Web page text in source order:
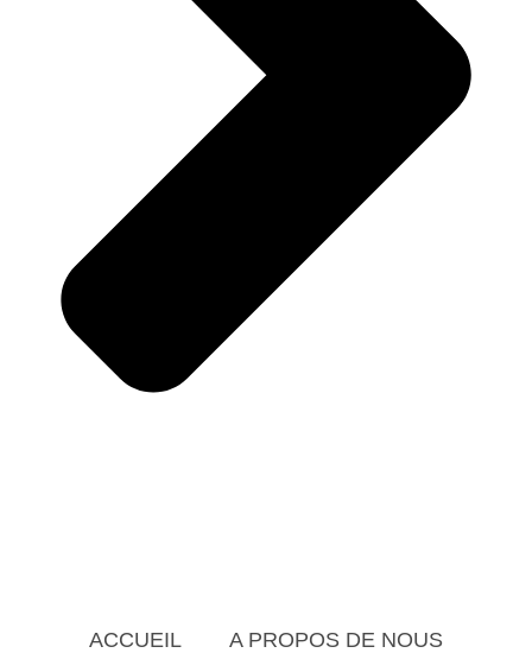
ACCUEIL A PROPOS DE NOUS